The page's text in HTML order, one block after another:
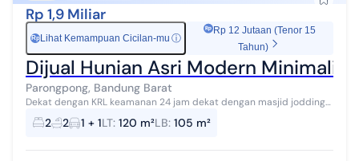
Rp 1,9 Miliar
Rp Lihat Kemampuan Cicilan-mu ⓘ
Rp 12 Jutaan (Tenor 15
Tahun)
Dijual Hunian Asri Modern Minimalis
Parongpong, Bandung Barat
Dekat dengan KRL keamanan 24 jam dekat dengan masjid jodding
track kolam renang jacuzi cafe taman bermain
2 2 1 + 1LT: 120 m²LB: 105 m²